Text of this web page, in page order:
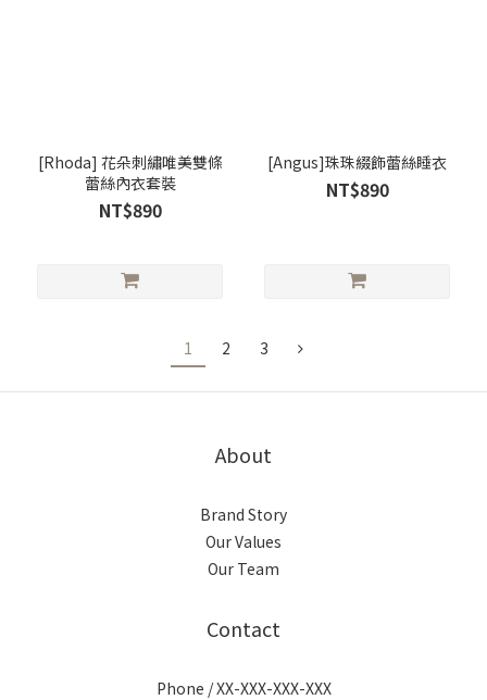
[Rhoda] 花朵刺繡唯美雙條
蕾絲內衣套裝
NT$890
[Angus]珠珠綴飾蕾絲睡衣
NT$890
1 2 3
About
Brand Story
Our Values
Our Team
Contact
Phone / XX-XXX-XXX-XXX